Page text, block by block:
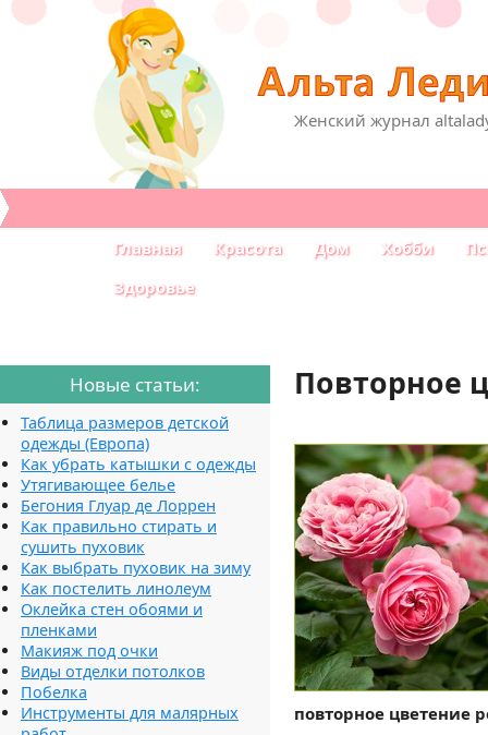
Женский журнал
Главная Красота Дом Хобби
Здоровье
Повторное
повторное цветение
Новые статьи:
Таблица размеров детской
одежды (Европа)
Как убрать катышки с одежды
Утягивающее белье
Бегония Глуар де Лоррен
Как правильно стирать и
сушить пуховик
Как выбрать пуховик на зиму
Как постелить линолеум
Оклейка стен обоями и
пленками
Макияж под очки
Виды отделки потолков
Побелка
Инструменты для малярных